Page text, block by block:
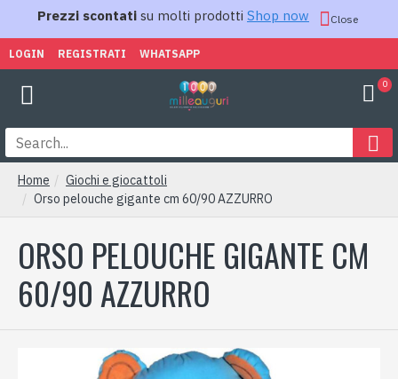
Prezzi scontati su molti prodotti Shop now Close
LOGIN REGISTRATI WHATSAPP
0
Home
Giochi e giocattoli
Orso pelouche gigante cm 60/90 AZZURRO
ORSO PELOUCHE GIGANTE CM
60/90 AZZURRO